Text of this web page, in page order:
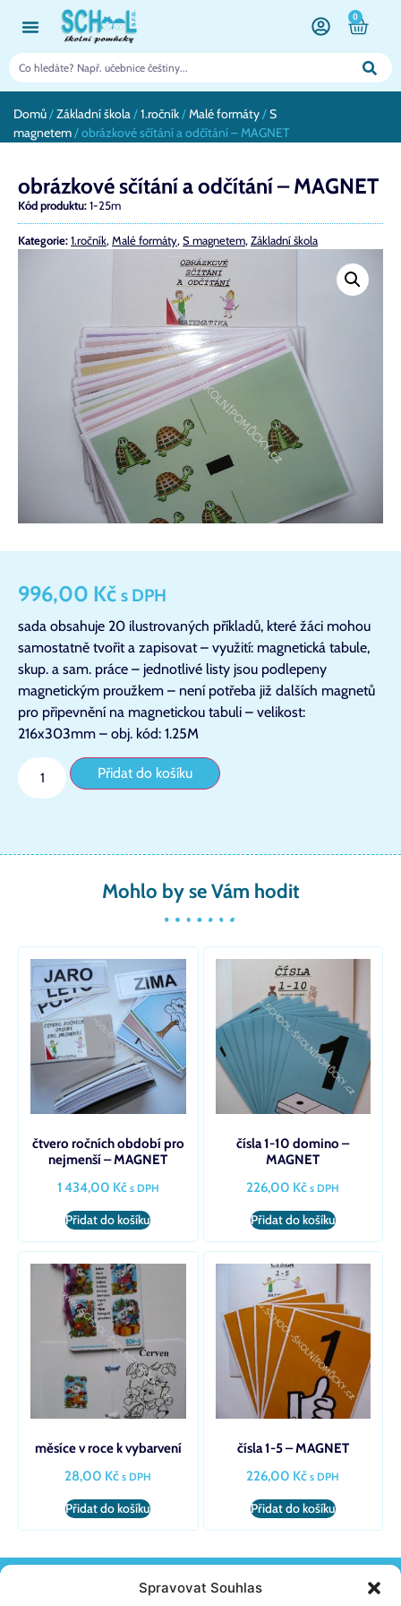
Spravovat Souhlas
0
Domů/Základní škola/1.ročník/Malé formáty/S
magnetem/ obrázkové sčítání a odčítání – MAGNET
obrázkové sčítání a odčítání – MAGNET
Kód produktu:1-25m
Kategorie:1.ročník, Malé formáty, S magnetem, Základní škola
996,00 Kč s DPH
sada obsahuje 20 ilustrovaných příkladů, které žáci mohou
samostatně tvořit a zapisovat – využití: magnetická tabule,
skup. a sam. práce – jednotlivé listy jsou podlepeny
magnetickým proužkem – není potřeba již dalších magnetů
pro připevnění na magnetickou tabuli – velikost:
216x303mm – obj. kód: 1.25M
Přidat do košíku
Mohlo by se Vám hodit
čtvero ročních období pro
nejmenší – MAGNET
1 434,00 Kč s DPH
Přidat do košíku
čísla 1-10 domino –
MAGNET
226,00 Kč s DPH
Přidat do košíku
měsíce v roce k vybarvení
28,00 Kč s DPH
Přidat do košíku
čísla 1-5 – MAGNET
226,00 Kč s DPH
Přidat do košíku